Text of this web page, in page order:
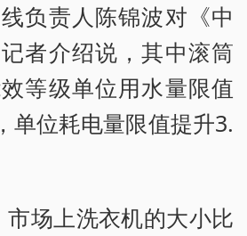
负责人陈锦波对《中
者介绍说，其中滚筒
等级单位用水量限值
单位耗电量限值提升3.
场上洗衣机的大小比